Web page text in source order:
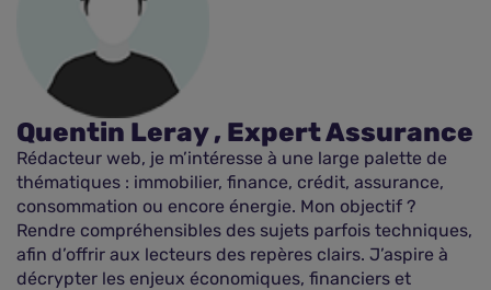
Quentin Leray , Expert Assurance
Rédacteur web, je m’intéresse à une large palette de
thématiques : immobilier, finance, crédit, assurance,
consommation ou encore énergie. Mon objectif ?
Rendre compréhensibles des sujets parfois techniques,
afin d’offrir aux lecteurs des repères clairs. J’aspire à
décrypter les enjeux économiques, financiers et